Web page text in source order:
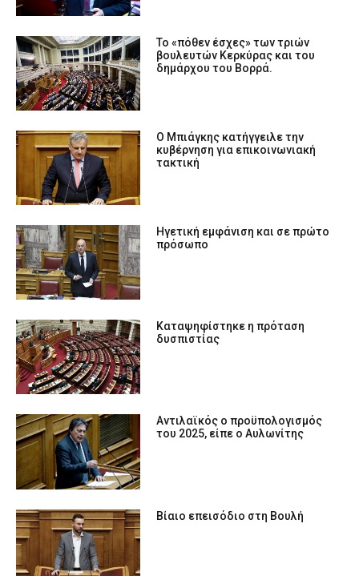
Το «πόθεν έσχες» των τριών
βουλευτών Κερκύρας και του
δημάρχου του Βορρά.
Ο Μπιάγκης κατήγγειλε την
κυβέρνηση για επικοινωνιακή
τακτική
Ηγετική εμφάνιση και σε πρώτο
πρόσωπο
Καταψηφίστηκε η πρόταση
δυσπιστίας
Αντιλαϊκός ο προϋπολογισμός
του 2025, είπε ο Αυλωνίτης
Βίαιο επεισόδιο στη Βουλή